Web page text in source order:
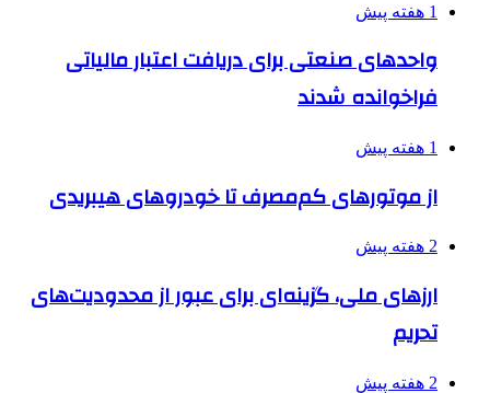
1 هفته پیش
واحدهای صنعتی برای دریافت اعتبار مالیاتی
فراخوانده شدند
1 هفته پیش
از موتورهای کم‌مصرف تا خودروهای هیبریدی
2 هفته پیش
ارزهای ملی، گزینه‌ای برای عبور از محدودیت‌های
تحریم
2 هفته پیش